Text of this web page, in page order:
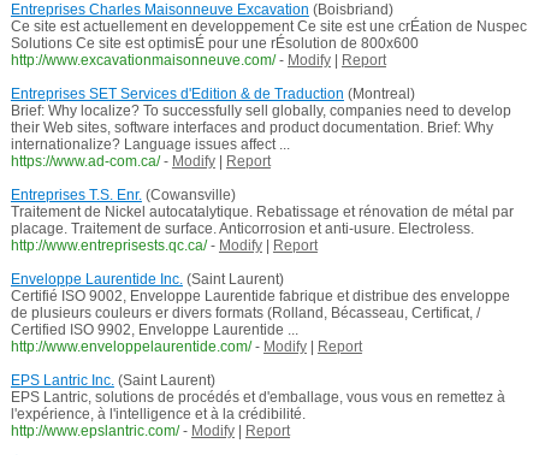
Entreprises Charles Maisonneuve Excavation (Boisbriand)
Ce site est actuellement en developpement Ce site est une crÉation de Nuspec
Solutions Ce site est optimisÉ pour une rÉsolution de 800x600
http://www.excavationmaisonneuve.com/ - Modify|
Report
Entreprises SET Services d'Edition & de Traduction (Montreal)
Brief: Why localize? To successfully sell globally, companies need to develop
their Web sites, software interfaces and product documentation. Brief: Why
internationalize? Language issues affect ...
https://www.ad-com.ca/ - Modify|
Report
Entreprises T.S. Enr.(Cowansville)
Traitement de Nickel autocatalytique. Rebatissage et rénovation de métal par
placage. Traitement de surface. Anticorrosion et anti-usure. Electroless.
http://www.entreprisests.qc.ca/ - Modify|
Report
Enveloppe Laurentide Inc.(Saint Laurent)
Certifié ISO 9002, Enveloppe Laurentide fabrique et distribue des enveloppe
de plusieurs couleurs er divers formats (Rolland, Bécasseau, Certificat, /
Certified ISO 9902, Enveloppe Laurentide ...
http://www.enveloppelaurentide.com/ - Modify|
Report
EPS Lantric Inc.(Saint Laurent)
EPS Lantric, solutions de procédés et d'emballage, vous vous en remettez à
l'expérience, à l'intelligence et à la crédibilité.
http://www.epslantric.com/ - Modify|
Report